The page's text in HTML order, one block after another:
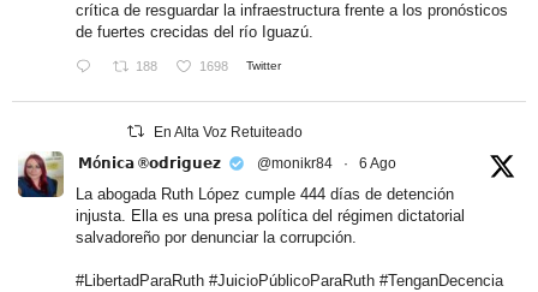
crítica de resguardar la infraestructura frente a los pronósticos
de fuertes crecidas del río Iguazú.
188 1698 Twitter
En Alta Voz Retuiteado
𝗠ó𝗻𝗶𝗰𝗮 ®𝗼𝗱𝗿𝗶𝗴𝘂𝗲𝘇
@monikr84 · 6 Ago
La abogada Ruth López cumple 444 días de detención
injusta. Ella es una presa política del régimen dictatorial
salvadoreño por denunciar la corrupción.
#LibertadParaRuth #JuicioPúblicoParaRuth #TenganDecencia